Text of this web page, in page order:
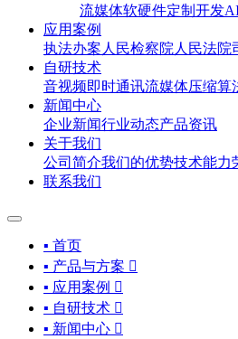
流媒体软硬件定制开发
应用案例
执法办案 人民检察院 人民法院
自研技术
音视频即时通讯流媒体压缩算
新闻中心
企业新闻行业动态产品资讯
关于我们
公司简介我们的优势技术能力
联系我们
▪ 首页
▪ 产品与方案 
▪ 应用案例 
▪ 自研技术 
▪ 新闻中心 